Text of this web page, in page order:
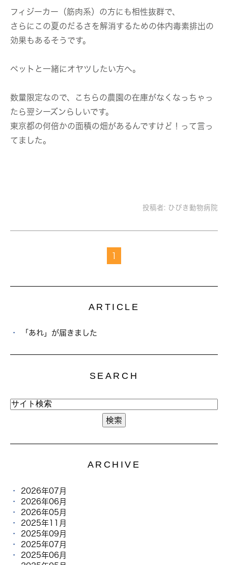
フィジーカー（筋肉系）の方にも相性抜群で、
さらにこの夏のだるさを解消するための体内毒素排出の
効果もあるそうです。
ペットと一緒にオヤツしたい方へ。
数量限定なので、こちらの農園の在庫がなくなっちゃっ
たら翌シーズンらしいです。
東京都の何倍かの面積の畑があるんですけど！って言っ
てました。
投稿者: ひびき動物病院
1
ARTICLE
「あれ」が届きました
SEARCH
ARCHIVE
2026年07月
2026年06月
2026年05月
2025年11月
2025年09月
2025年07月
2025年06月